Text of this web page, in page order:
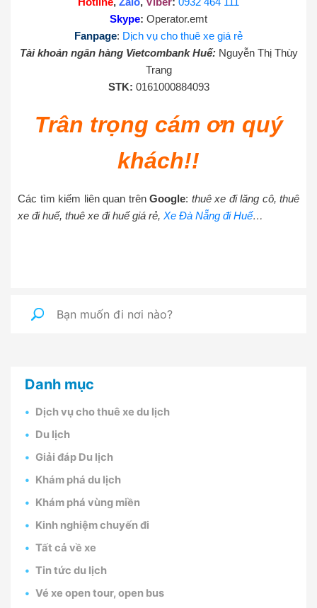
Skype: Operator.emt
Fanpage: Dịch vụ cho thuê xe giá rẻ
Tài khoản ngân hàng Vietcombank Huế: Nguyễn Thị Thùy
Trang
STK: 0161000884093
Trân trọng cám ơn quý
khách!!
Các tìm kiếm liên quan trên Google: thuê xe đi lăng cô, thuê
xe đi huế, thuê xe đi huế giá rẻ, Xe Đà Nẵng đi Huế…
Danh mục
Dịch vụ cho thuê xe du lịch
Du lịch
Giải đáp Du lịch
Khám phá du lịch
Khám phá vùng miền
Kinh nghiệm chuyến đi
Tất cả về xe
Tin tức du lịch
Vé xe open tour, open bus